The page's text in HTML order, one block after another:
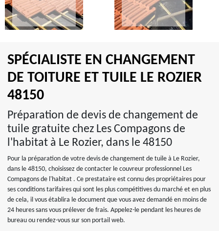
SPÉCIALISTE EN CHANGEMENT
DE TOITURE ET TUILE LE ROZIER
48150
Préparation de devis de changement de
tuile gratuite chez Les Compagons de
l'habitat à Le Rozier, dans le 48150
Pour la préparation de votre devis de changement de tuile à Le Rozier,
dans le 48150, choisissez de contacter le couvreur professionnel Les
Compagons de l'habitat . Ce prestataire est connu des propriétaires pour
ses conditions tarifaires qui sont les plus compétitives du marché et en plus
de cela, il vous établira le document que vous avez demandé en moins de
24 heures sans vous prélever de frais. Appelez-le pendant les heures de
bureau ou rendez-vous sur son portail web.